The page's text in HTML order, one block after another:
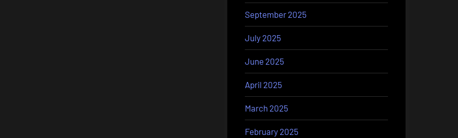
September 2025
July 2025
June 2025
April 2025
March 2025
February 2025